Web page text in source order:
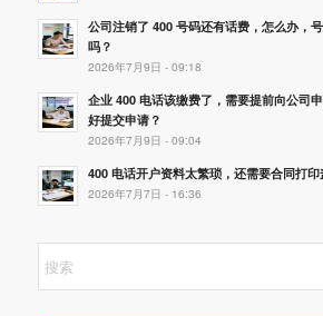
公司注销了 400 号码还有话费，怎么办，
吗？
2026年7月9日 - 09:18
企业 400 电话该缴费了，需要提前向公司
好提交申请？
2026年7月9日 - 09:04
400 电话开户资料太繁琐，还需要合同打
2026年7月7日 - 16:36